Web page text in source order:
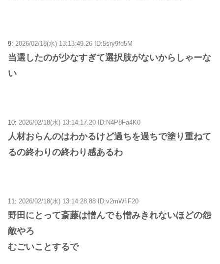
9: 2026/02/18(水) 13:13:49.26 ID:5sry9fd5M
当選したのが少なすぎて選択肢がないからしゃーな
い
10: 2026/02/18(水) 13:14:17.20 ID:N4P8Fa4K0
人材おらんのはわかるけど過ちを過ちで塗り重ねて
るの終わりの終わり感あるわ
11: 2026/02/18(水) 13:14:28.88 ID:v2mWfiF20
野田にとって斎藤は憎んでも憎みきれないほどの怨
敵やろ
むごいことするで